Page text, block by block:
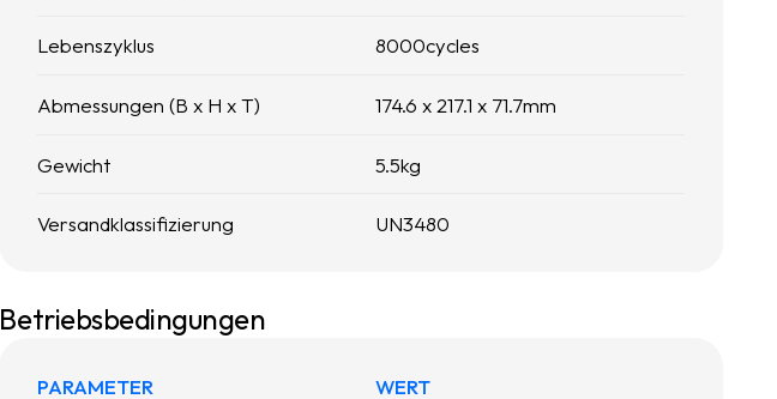
Lebenszyklus 8000cycles
Abmessungen (B x H x T) 174.6 x 217.1 x 71.7mm
Gewicht 5.5kg
Versandklassifizierung UN3480
Betriebsbedingungen
PARAMETER WERT